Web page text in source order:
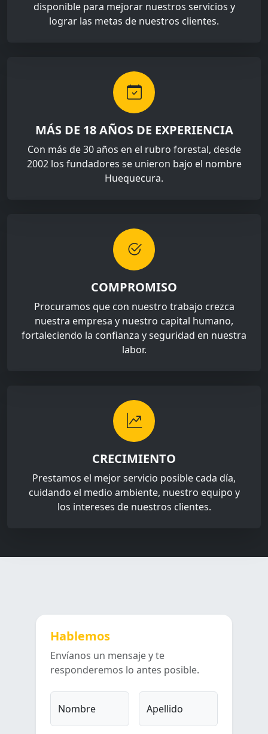
disponible para mejorar nuestros servicios y
lograr las metas de nuestros clientes.
MÁS DE 18 AÑOS DE EXPERIENCIA
Con más de 30 años en el rubro forestal, desde
2002 los fundadores se unieron bajo el nombre
Huequecura.
COMPROMISO
Procuramos que con nuestro trabajo crezca
nuestra empresa y nuestro capital humano,
fortaleciendo la confianza y seguridad en nuestra
labor.
CRECIMIENTO
Prestamos el mejor servicio posible cada día,
cuidando el medio ambiente, nuestro equipo y
los intereses de nuestros clientes.
Hablemos
Envíanos un mensaje y te
responderemos lo antes posible.
Nombre Apellido